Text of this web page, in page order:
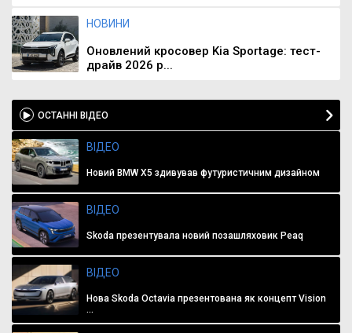
НОВИНИ
Оновлений кросовер Kia Sportage: тест-
драйв 2026 р...
ОСТАННІ ВІДЕО
ВІДЕО
Новий BMW X5 здивував футуристичним дизайном
ВІДЕО
Skoda презентувала новий позашляховик Peaq
ВІДЕО
Нова Skoda Octavia презентована як концепт Vision
...